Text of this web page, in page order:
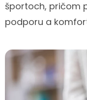
športoch, pričom
podporu a